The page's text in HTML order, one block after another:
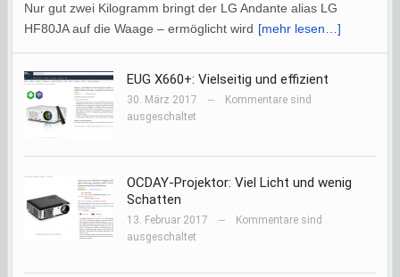
Nur gut zwei Kilogramm bringt der LG Andante alias LG
HF80JA auf die Waage – ermöglicht wird [mehr lesen…]
EUG X660+: Vielseitig und effizient
30. März 2017 —
Kommentare sind
ausgeschaltet
OCDAY-Projektor: Viel Licht und wenig
Schatten
13. Februar 2017 —
Kommentare sind
ausgeschaltet